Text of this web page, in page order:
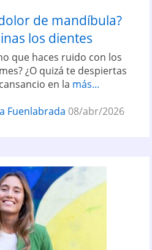
de mandíbula?
los dientes
que haces ruido con los
¿O quizá te despiertas
en la más...
Fuenlabrada 08/abr/2026